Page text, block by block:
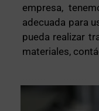
empresa,
adecuada para
pueda realizar
materiales,